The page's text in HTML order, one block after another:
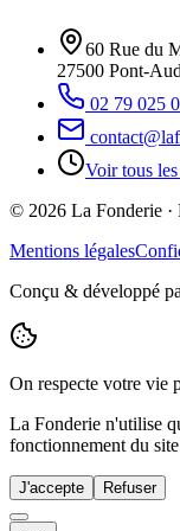
60 Rue du
27500 Pont-
02 79 025
Voir tous
© 2026 La Fonderie ·
Mentions légales
Conçu & développé
On respecte votre vie
La Fonderie n'utilise
fonctionnement du
J'accepte Refuser